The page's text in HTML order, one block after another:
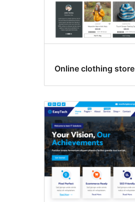
Online clothing store